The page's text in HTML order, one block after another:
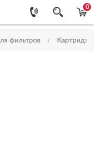
0
фильтров